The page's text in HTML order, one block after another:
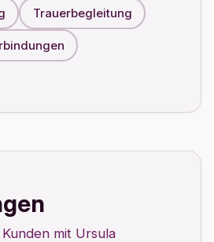
Trauerbegleitung
mit Ursula